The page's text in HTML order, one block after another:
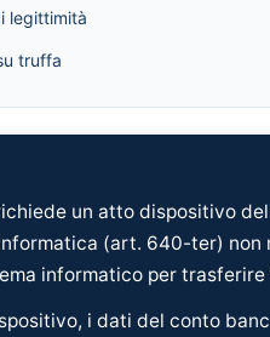
legittimità
truffa
un atto dispositivo
(art. 640-ter)
informatico per trasferire
i dati del conto